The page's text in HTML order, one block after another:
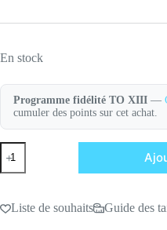
En stock
Programme fidélité TO XIII —
cumuler des points sur cet achat.
quantité
de
Ballon
2025Liste de souhaits Guide des